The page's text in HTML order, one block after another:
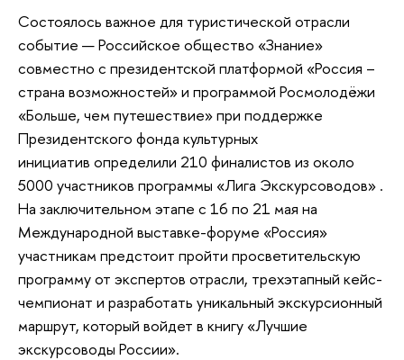
Состоялось важное для туристической отрасли
событие — Российское общество «Знание»
совместно с президентской платформой «Россия –
страна возможностей» и программой Росмолодёжи
«Больше, чем путешествие» при поддержке
Президентского фонда культурных
инициатив определили 210 финалистов из около
5000 участников программы «Лига Экскурсоводов» .
На заключительном этапе с 16 по 21 мая на
Международной выставке-форуме «Россия»
участникам предстоит пройти просветительскую
программу от экспертов отрасли, трехэтапный кейс-
чемпионат и разработать уникальный экскурсионный
маршрут, который войдет в книгу «Лучшие
экскурсоводы России».